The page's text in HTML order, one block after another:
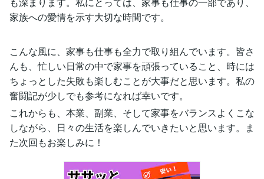
家族への愛情を示す大切な時間です。
こんな風に、家事も仕事も全力で取り組んでいます。皆さ
んも、忙しい日常の中で家事を頑張っていること、時には
ちょっとした失敗も楽しむことが大事だと思います。私の
奮闘記が少しでも参考になれば幸いです。
これからも、本業、副業、そして家事をバランスよくこな
しながら、日々の生活を楽しんでいきたいと思います。ま
た次回もお楽しみに！